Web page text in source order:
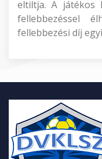
eltiltja. A játékos
fellebbezéssel
fellebbezési díj